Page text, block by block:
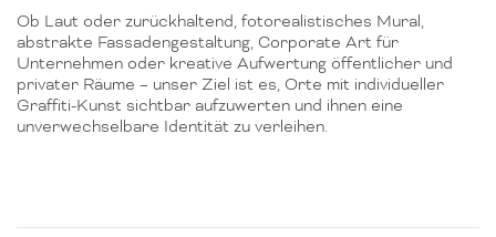
Ob Laut oder zurückhaltend, fotorealistisches Mural,
abstrakte Fassadengestaltung, Corporate Art für
Unternehmen oder kreative Aufwertung öffentlicher und
privater Räume – unser Ziel ist es, Orte mit individueller
Graffiti-Kunst sichtbar aufzuwerten und ihnen eine
unverwechselbare Identität zu verleihen.